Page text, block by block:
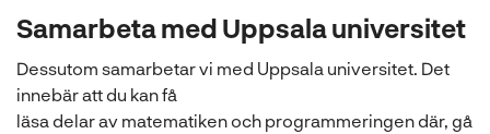
Samarbeta med Uppsala universitet
Dessutom samarbetar vi med Uppsala universitet. Det
innebär att du kan få
läsa delar av matematiken och programmeringen där, gå